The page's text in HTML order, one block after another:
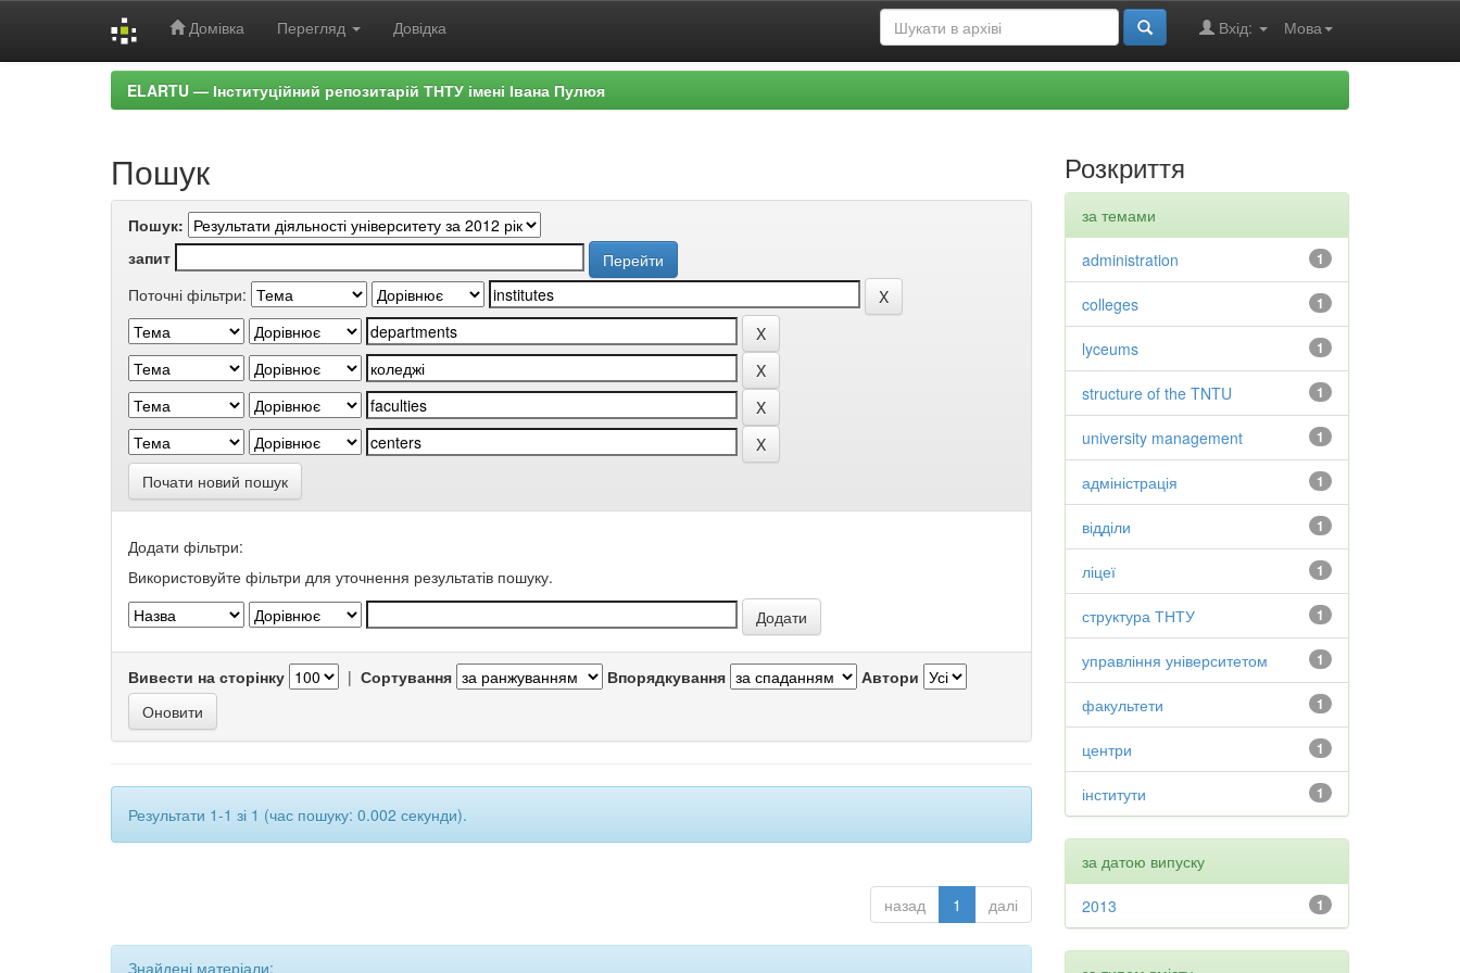
Домівка Перегляд Довідка Мова
Вхід:
ELARTU — Інституційний репозитарій ТНТУ імені Івана Пулюя
Пошук
Пошук:
запит
Поточні фільтри:
Почати новий пошук
Додати фільтри:
Використовуйте фільтри для уточнення результатів пошуку.
Вивести на сторінку | Сортування Впорядкування Автори
Результати 1-1 зі 1 (час пошуку: 0.002 секунди).
назад 1 далі
Знайдені матеріали:
Розкриття
за темами
1
administration
1
colleges
1
lyceums
1
structure of the TNTU
1
university management
1
адміністрація
1
відділи
1
ліцеї
1
структура ТНТУ
1
управління університетом
1
факультети
1
центри
1
інститути
за датою випуску
1
2013